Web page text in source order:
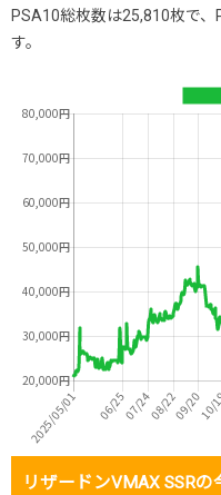
PSA10総枚数は25,810枚で
す。
リザードンVMAX SSR